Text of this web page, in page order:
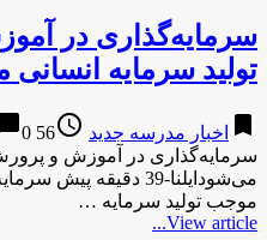
سرمایه‌گذاری در
تولید سرمایه
bookmark اخبار مدرسه جدید access_time
56 years ago
0
سرمایه‌گذاری در آموزش و
می‌شودایلنا-39
موجب تولید سرمایه …
View article...